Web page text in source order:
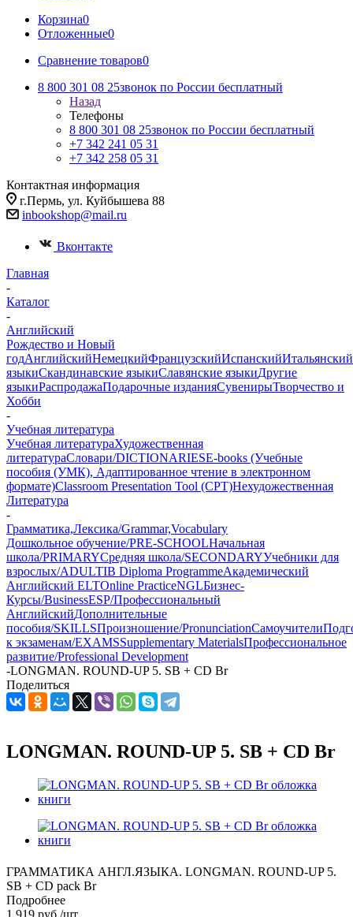
Корзина0
Отложенные0
Сравнение товаров0
8 800 301 08 25звонок по России бесплатный
Назад
Телефоны
8 800 301 08 25звонок по России бесплатный
+7 342 241 05 31
+7 342 258 05 31
Контактная информация
г.Пермь, ул. Куйбышева 88
inbookshop@mail.ru
Вконтакте
Главная
-
Каталог
-
Английский
Рождество и Новый
годАнглийскийНемецкийФранцузскийИспанскийИтальянский
языкиСкандинавские языкиСлавянские языкиДругие
языкиРаспродажаПодарочные изданияСувенирыТворчество и
Хобби
-
Учебная литература
Учебная литератураХудожественная
литератураСловари/DICTIONARIESE-books (Учебные
пособия (УМК), Адаптированное чтение в электронном
формате)Classroom Presentation Tool (CPT)Нехудожественная
Литература
-
Грамматика,Лексика/Grammar,Vocabulary
Дошкольное обучение/PRE-SCHOOLНачальная
школа/PRIMARYСредняя школа/SECONDARYУчебники для
взрослых/ADULTIB Diploma ProgrammeАкадемический
Английский ELTOnline PracticeNGLБизнес-
Курсы/BusinessESP/Профессиональный
АнглийскийДополнительные
пособия/SKILLSПроизношение/PronunciationСамоучители
к экзаменам/EXAMSSupplementary MaterialsПрофессиональное
развитие/Professional Development
-LONGMAN. ROUND-UP 5. SB + CD Br
Поделиться
LONGMAN. ROUND-UP 5. SB + CD Br
ГРАММАТИКА АНГЛ.ЯЗЫКА. LONGMAN. ROUND-UP 5.
SB + CD pack Br
Подробнее
1 919 руб. /шт